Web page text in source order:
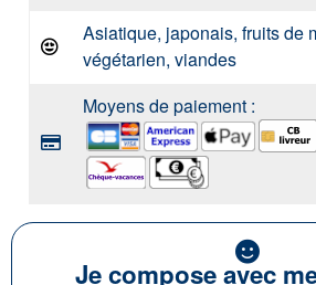
Asiatique, japonais, fruits de
végétarien, viandes
Moyens de paiement :
Je compose avec